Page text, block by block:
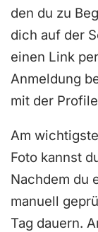
den du zu
dich auf der
einen Link
Anmeldung
mit der
Am
Foto kannst
Nachdem du
manuell
Tag dauern.